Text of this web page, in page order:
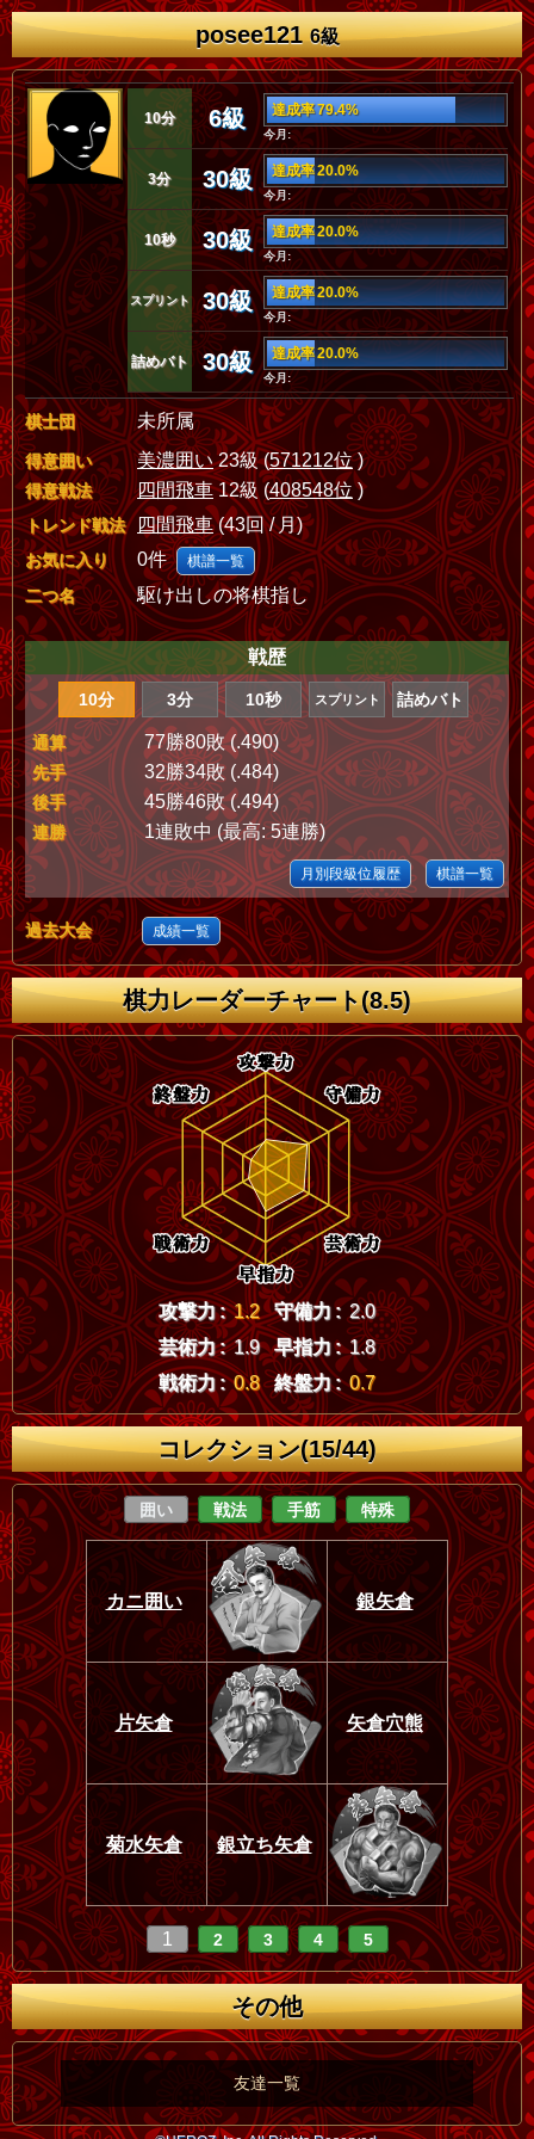
posee1216級
10分 6級 達成率 79.4%
今月:
3分 30級 達成率 20.0%
今月:
10秒 30級 達成率 20.0%
今月:
スプリント 30級 達成率 20.0%
今月:
詰めバト 30級 達成率 20.0%
今月:
棋士団 未所属
得意囲い 美濃囲い23級 (571212位)
得意戦法 四間飛車12級 (408548位)
トレンド戦法 四間飛車(43回 / 月)
お気に入り 0件 棋譜一覧
二つ名 駆け出しの将棋指し
戦歴
10分 3分 10秒 スプリント 詰めバト
通算 77勝80敗 (.490)
先手 32勝34敗 (.484)
後手 45勝46敗 (.494)
連勝 1連敗中 (最高: 5連勝)
月別段級位履歴 棋譜一覧
過去大会 成績一覧
棋力レーダーチャート(8.5)
攻撃力 : 1.2 守備力 : 2.0
芸術力 : 1.9 早指力 : 1.8
戦術力 : 0.8 終盤力 : 0.7
コレクション(15/44)
囲い 戦法 手筋 特殊
カニ囲い 銀矢倉
片矢倉 矢倉穴熊
菊水矢倉 銀立ち矢倉
1 2 3 4 5
その他
友達一覧